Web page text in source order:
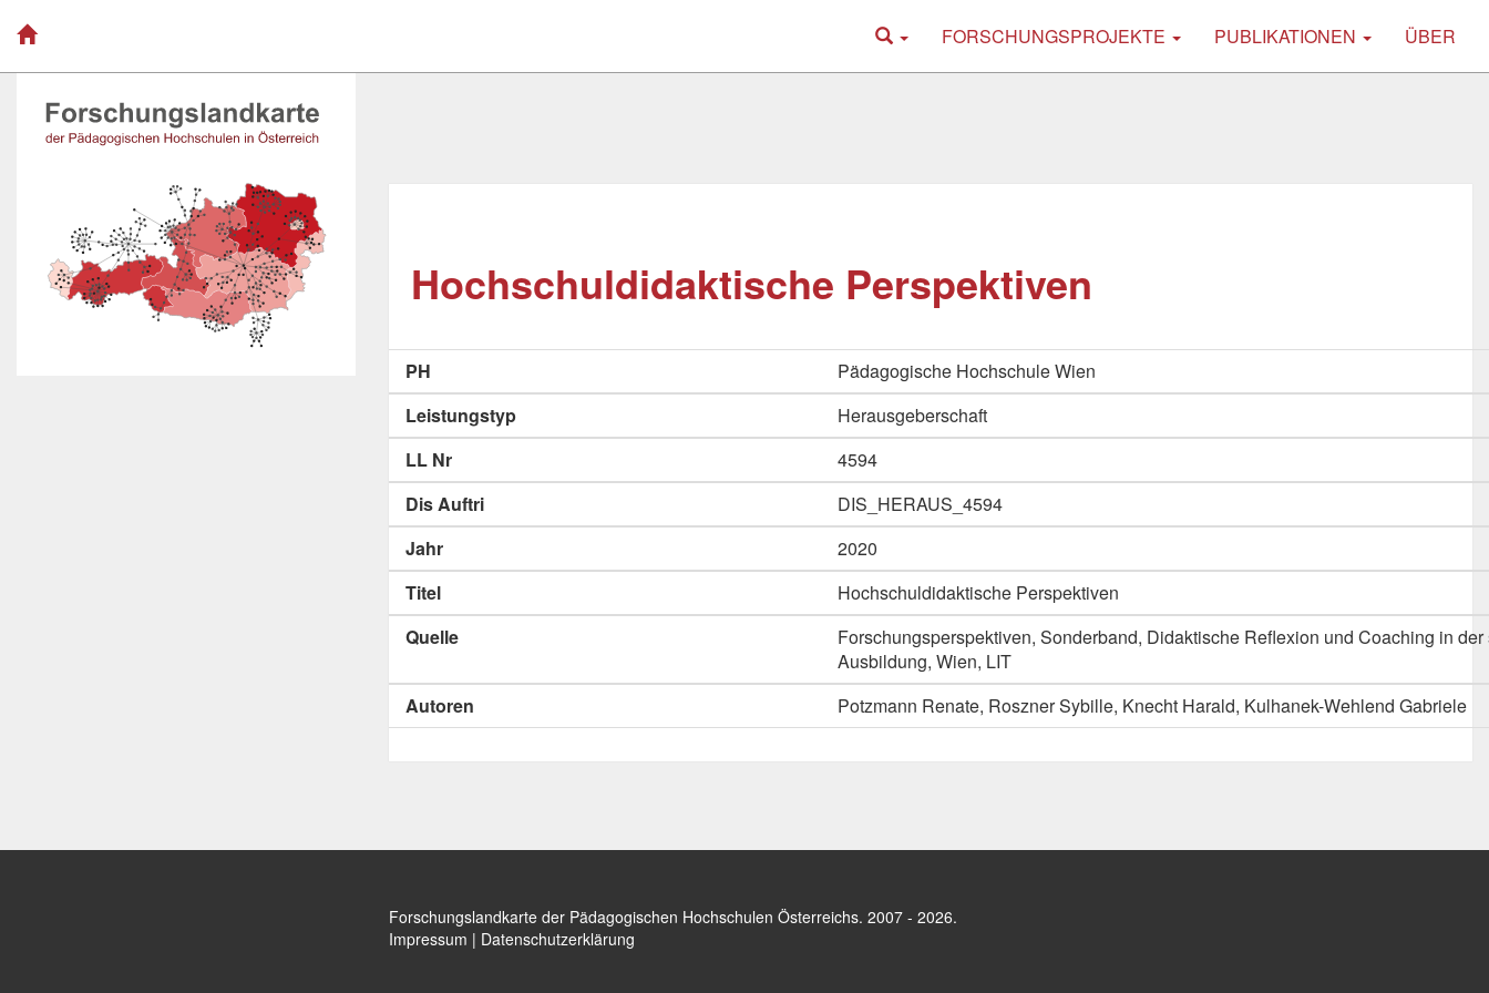
FORSCHUNGSPROJEKTE PUBLIKATIONEN ÜBER
Hochschuldidaktische Perspektiven
PH
Pädagogische Hochschule Wien
Leistungstyp
Herausgeberschaft
LL Nr
4594
Dis Auftri
DIS_HERAUS_4594
Jahr
2020
Titel
Hochschuldidaktische Perspektiven
Quelle
Forschungsperspektiven, Sonderband, Didaktische Reflexion und Coaching in
Ausbildung, Wien, LIT
Autoren
Potzmann Renate, Roszner Sybille, Knecht Harald, Kulhanek-Wehlend Gabriele
Forschungslandkarte der Pädagogischen Hochschulen Österreichs. 2007 - 2026.
Impressum | Datenschutzerklärung